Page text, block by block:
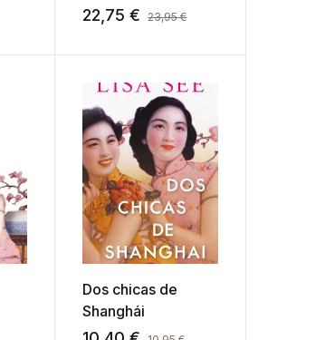
despiertan
22,75€ 23,95€
Dos chicas de
Shanghái